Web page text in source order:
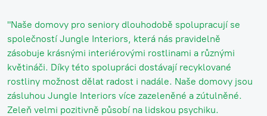
"Naše domovy pro seniory dlouhodobě spolupracují se
společností Jungle Interiors, která nás pravidelně
zásobuje krásnými interiérovými rostlinami a různými
květináči. Díky této spolupráci dostávají recyklované
rostliny možnost dělat radost i nadále. Naše domovy jsou
zásluhou Jungle Interiors více zazeleněné a zútulněné.
Zeleň velmi pozitivně působí na lidskou psychiku.